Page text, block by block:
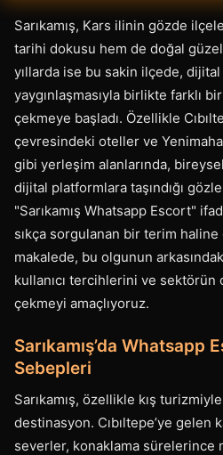
Sarıkamış, Kars ilinin gözde
tarihi dokusu hem de doğal
yıllarda ise bu sakin ilçede, dijital
yaygınlaşmasıyla birlikte farklı
çekmeye başladı. Özellikle
çevresindeki oteller ve
gibi yerleşim alanlarında,
dijital platformlara taşındığı
"Sarıkamış Whatsapp Escort"
sıkça sorgulanan bir terim
makalede, bu olgunun
kullanıcı tercihlerini ve sektörün
çekmeyi amaçlıyoruz.
Sarıkamış’da Whatsapp
Sebepleri
Sarıkamış, özellikle kış
destinasyon. Cıbıltepe’ye gelen
severler, konaklama sürelerince